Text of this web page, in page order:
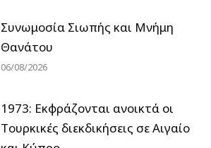
Συνωμοσία Σιωπής και Μνήμη
Θανάτου
06/08/2026
1973: Εκφράζονται ανοικτά οι
Tουρκικές διεκδικήσεις σε Αιγαίο